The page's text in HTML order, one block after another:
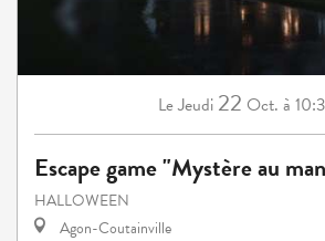
LeJeudi 22 Oct. à
Escape game "Mystère au
HALLOWEEN
Agon-Coutainville